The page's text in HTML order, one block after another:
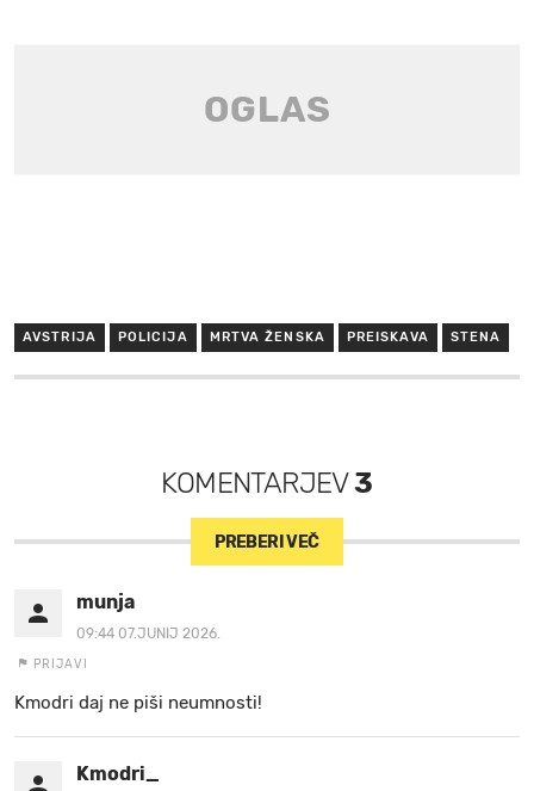
AVSTRIJA POLICIJA MRTVA ŽENSKA PREISKAVA STENA
KOMENTARJEV3
PREBERI VEČ
munja
09:44 07.JUNIJ 2026.
PRIJAVI
Kmodri daj ne piši neumnosti!
Kmodri_